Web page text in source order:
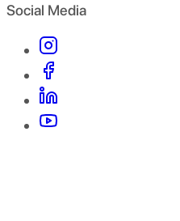
Social Media